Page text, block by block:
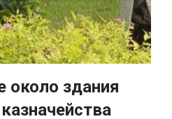
около здания